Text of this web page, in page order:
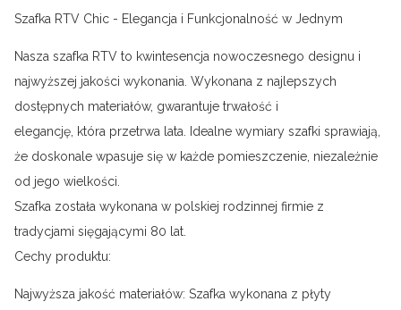
Szafka RTV Chic - Elegancja i Funkcjonalność w Jednym
Nasza szafka RTV to kwintesencja nowoczesnego designu i
najwyższej jakości wykonania. Wykonana z najlepszych
dostępnych materiałów, gwarantuje trwałość i
elegancję, która przetrwa lata. Idealne wymiary szafki sprawiają,
że doskonale wpasuje się w każde pomieszczenie, niezależnie
od jego wielkości.
Szafka została wykonana w polskiej rodzinnej firmie z
tradycjami sięgającymi 80 lat.
Cechy produktu:
Najwyższa jakość materiałów: Szafka wykonana z płyty